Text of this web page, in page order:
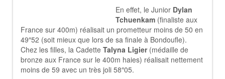
En effet, le Junior Dylan
Tchuenkam (finaliste aux
France sur 400m) réalisait un prometteur moins de 50 en
49″52 (soit mieux que lors de sa finale à Bondoufle).
Chez les filles, la Cadette Talyna Ligier(médaille de
bronze aux France sur le 400m haies) réalisait nettement
moins de 59 avec un très joli 58″05.